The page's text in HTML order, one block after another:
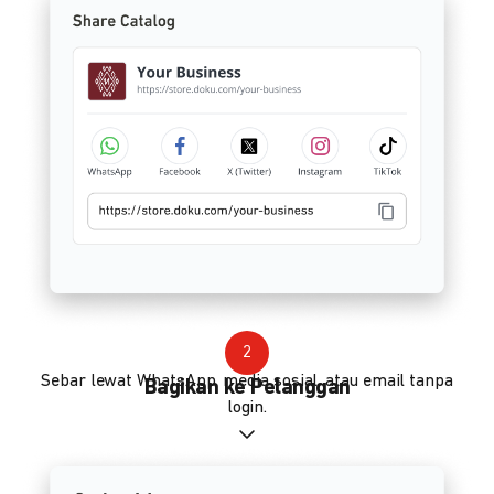
2
Bagikan ke Pelanggan
Sebar lewat WhatsApp, media sosial, atau email tanpa
login.